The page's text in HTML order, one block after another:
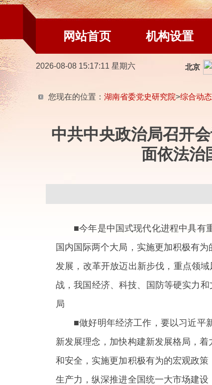
网站首页 机构设置
2026-08-08 15:17:12 星期六
您现在的位置： 湖南省委党史研究院>综合动态
中共中央政治局召开
面依法治
■今年是中国式现代化进程中具有
国内国际两个大局，实施更加积极有
发展，改革开放迈出新步伐，重点领
战，我国经济、科技、国防等硬实力
局
■做好明年经济工作，要以习近平
新发展理念，加快构建新发展格局，
和安全，实施更加积极有为的宏观政
生产力，纵深推进全国统一大市场建